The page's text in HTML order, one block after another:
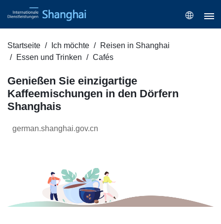
Startseite Ich möchte
Reisen in Shanghai
Essen und Trinken
Cafés
Genießen Sie einzigartige
Kaffeemischungen in den Dörfern
Shanghais
german.shanghai.gov.cn